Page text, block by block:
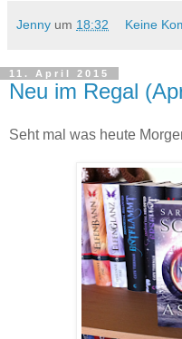
Jenny um 18:32 Keine
11. April 2015
Neu im Regal
Seht mal was heute